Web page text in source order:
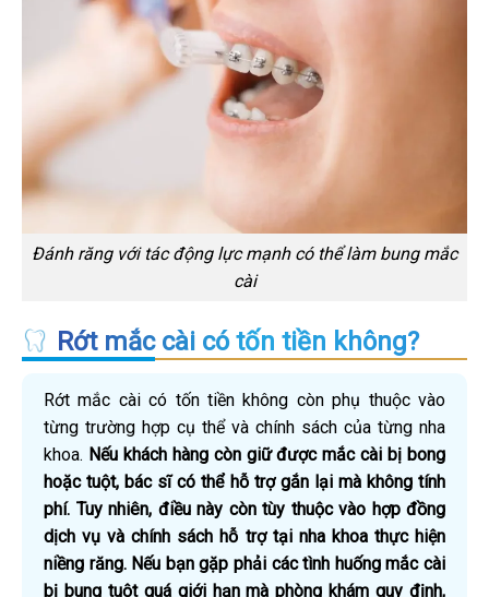
Đánh răng với tác động lực mạnh có thể làm bung mắc
cài
Rớt mắc cài có tốn tiền không?
Rớt mắc cài có tốn tiền không còn phụ thuộc vào
từng trường hợp cụ thể và chính sách của từng nha
khoa. Nếu khách hàng còn giữ được mắc cài bị bong
hoặc tuột, bác sĩ có thể hỗ trợ gắn lại mà không tính
phí. Tuy nhiên, điều này còn tùy thuộc vào hợp đồng
dịch vụ và chính sách hỗ trợ tại nha khoa thực hiện
niềng răng. Nếu bạn gặp phải các tình huống mắc cài
bị bung tuột quá giới hạn mà phòng khám quy định,